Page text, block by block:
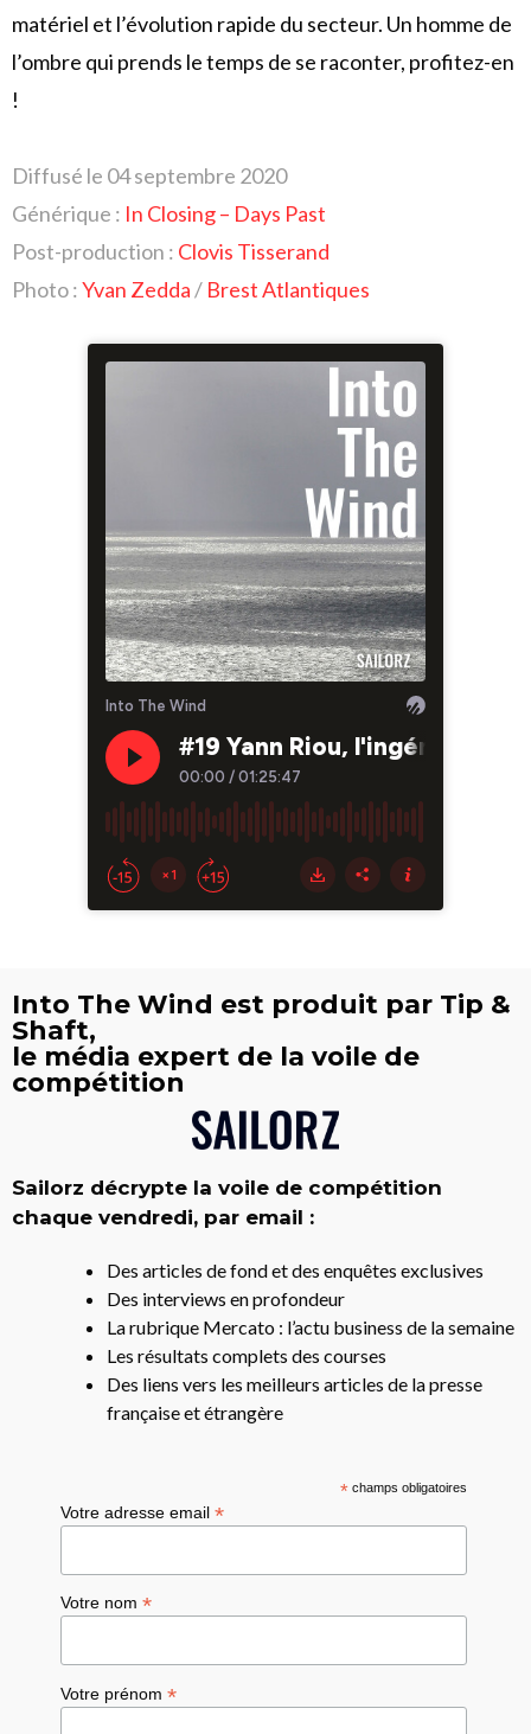
matériel et l’évolution rapide du secteur. Un homme de
l’ombre qui prends le temps de se raconter, profitez-en
!
Diffusé le 04 septembre 2020
Générique : In Closing – Days Past
Post-production : Clovis Tisserand
Photo :Yvan Zedda/ Brest Atlantiques
Into The Wind est produit par Tip &
Shaft,
le média expert de la voile de
compétition
Sailorz décrypte la voile de compétition
chaque vendredi, par email :
Des articles de fond et des enquêtes exclusives
Des interviews en profondeur
La rubrique Mercato : l’actu business de la semaine
Les résultats complets des courses
Des liens vers les meilleurs articles de la presse
française et étrangère
*champs obligatoires
Votre adresse email*
Votre nom*
Votre prénom*